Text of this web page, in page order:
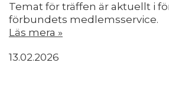
Temat för träffen är aktuellt i
förbundets medlemsservice.
Läs mera »
13.02.2026